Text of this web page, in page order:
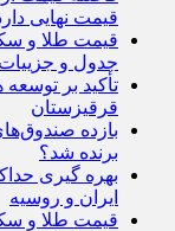
قیمت نهایی
جدول و جزییات
تأکید بر
قرقیزستان
بازده
برنده شد؟
بهره گیری
ایران و روسیه